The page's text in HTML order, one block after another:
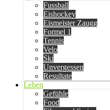
Fussball
Eishockey
Eismeister Zaugg
Formel 1
Tennis
Velo
Ski
Unvergessen
Resultate
Leben
Gefühle
Food